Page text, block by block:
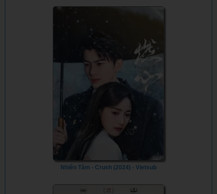
Nhiên Tâm - Crush (2024) - Vietsub